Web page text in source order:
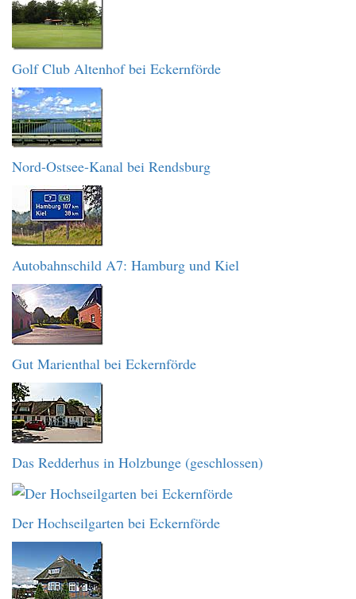
Golf Club Altenhof bei Eckernförde
Nord-Ostsee-Kanal bei Rendsburg
Autobahnschild A7: Hamburg und Kiel
Gut Marienthal bei Eckernförde
Das Redderhus in Holzbunge (geschlossen)
Der Hochseilgarten bei Eckernförde